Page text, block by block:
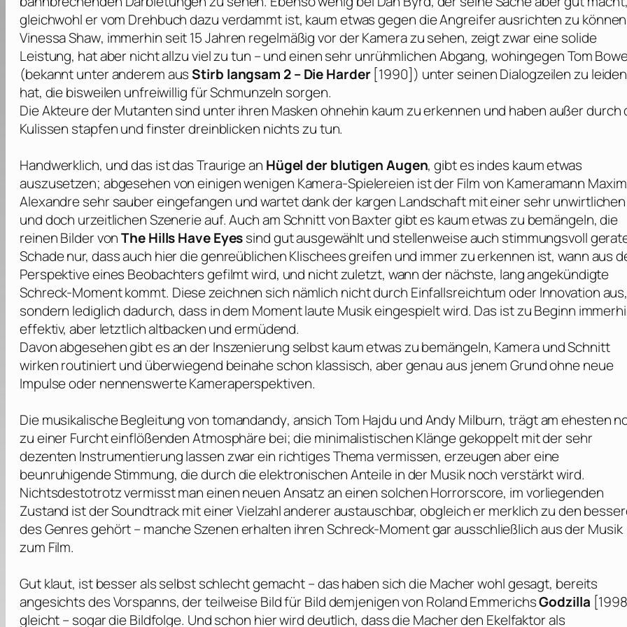
gleichwohl er vom Drehbuch dazu verdammt ist, kaum etwas gegen die Angreifer ausrichten zu
Vinessa Shaw, immerhin seit 15 Jahren regelmäßig vor der Kamera zu sehen, zeigt zwar eine solide
Leistung, hat aber nicht allzu viel zu tun – und einen sehr unrühmlichen Abgang, wohingegenTom
(bekannt unter anderem ausStirb langsam 2 – Die Harder[1990]) unter seinen Dialogzeilen zu leiden
hat, die bisweilen unfreiwillig für Schmunzeln sorgen.
Die Akteure der Mutanten sind unter ihren Masken ohnehin kaum zu erkennen und haben außer durch
Kulissen stapfen und finster dreinblicken nichts zu tun.
Handwerklich, und das ist das Traurige an Hügel der blutigen Augen, gibt es indes kaum etwas
auszusetzen; abgesehen von einigen wenigen Kamera-Spielereien ist der Film von Kameramann
Alexandresehr sauber eingefangen und wartet dank der kargen Landschaft mit einer sehr unwirtlichen
und doch urzeitlichen Szenerie auf. Auch am Schnitt vonBaxtergibt es kaum etwas zu bemängeln, die
reinen Bilder vonThe Hills Have Eyessind gut ausgewählt und stellenweise auch stimmungsvoll
Schade nur, dass auch hier die genreüblichen Klischees greifen und immer zu erkennen ist, wann aus
Perspektive eines Beobachters gefilmt wird, und nicht zuletzt, wann der nächste, lang angekündigte
Schreck-Moment kommt. Diese zeichnen sich nämlich nicht durch Einfallsreichtum oder Innovation aus,
sondern lediglich dadurch, dass in dem Moment laute Musik eingespielt wird. Das ist zu Beginn
effektiv, aber letztlich altbacken und ermüdend.
Davon abgesehen gibt es an der Inszenierung selbst kaum etwas zu bemängeln, Kamera und Schnitt
wirken routiniert und überwiegend beinahe schon klassisch, aber genau aus jenem Grund ohne neue
Impulse oder nennenswerte Kameraperspektiven.
Die musikalische Begleitung vontomandandy, ansichTom Hajdu undAndy Milburn, trägt am ehesten
zu einer Furcht einflößenden Atmosphäre bei; die minimalistischen Klänge gekoppelt mit der sehr
dezenten Instrumentierung lassen zwar ein richtiges Thema vermissen, erzeugen aber eine
beunruhigende Stimmung, die durch die elektronischen Anteile in der Musik noch verstärkt wird.
Nichtsdestotrotz vermisst man einen neuen Ansatz an einen solchen Horrorscore, im vorliegenden
Zustand ist der Soundtrack mit einer Vielzahl anderer austauschbar, obgleich er merklich zu den
des Genres gehört – manche Szenen erhalten ihren Schreck-Moment gar ausschließlich aus der Musik
zum Film.
Gut klaut, ist besser als selbst schlecht gemacht – das haben sich die Macher wohl gesagt, bereits
angesichts des Vorspanns, der teilweise Bild für Bild demjenigen von Roland EmmerichsGodzilla
gleicht – sogar die Bildfolge. Und schon hier wird deutlich, dass die Macher den Ekelfaktor als